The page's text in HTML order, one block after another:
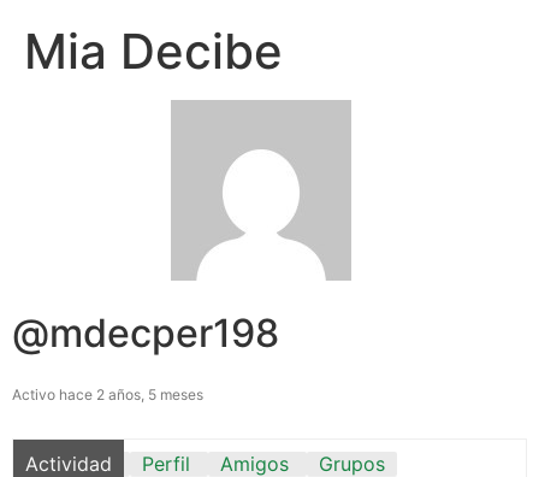
Mia Decibe
@mdecper198
Activo hace 2 años, 5 meses
Actividad Perfil Amigos
Grupos